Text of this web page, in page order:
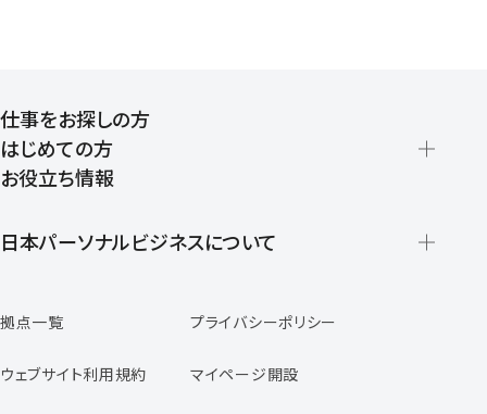
仕事をお探しの方
はじめての方
登録から就業開始までの流れ
お役立ち情報
日本パーソナルビジネスについて
スタッフの声
専任コンサルタントの声
拠点一覧 プライバシーポリシー
ウェブサイト利用規約 マイページ開設